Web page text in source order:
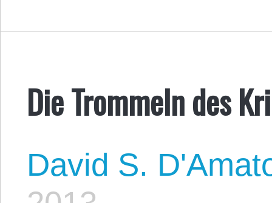
Die Trommeln des
David S.